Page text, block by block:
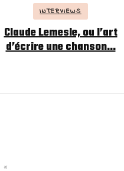
INTERVIEWS
Claude Lemesle, ou l’art
d’écrire une chanson…